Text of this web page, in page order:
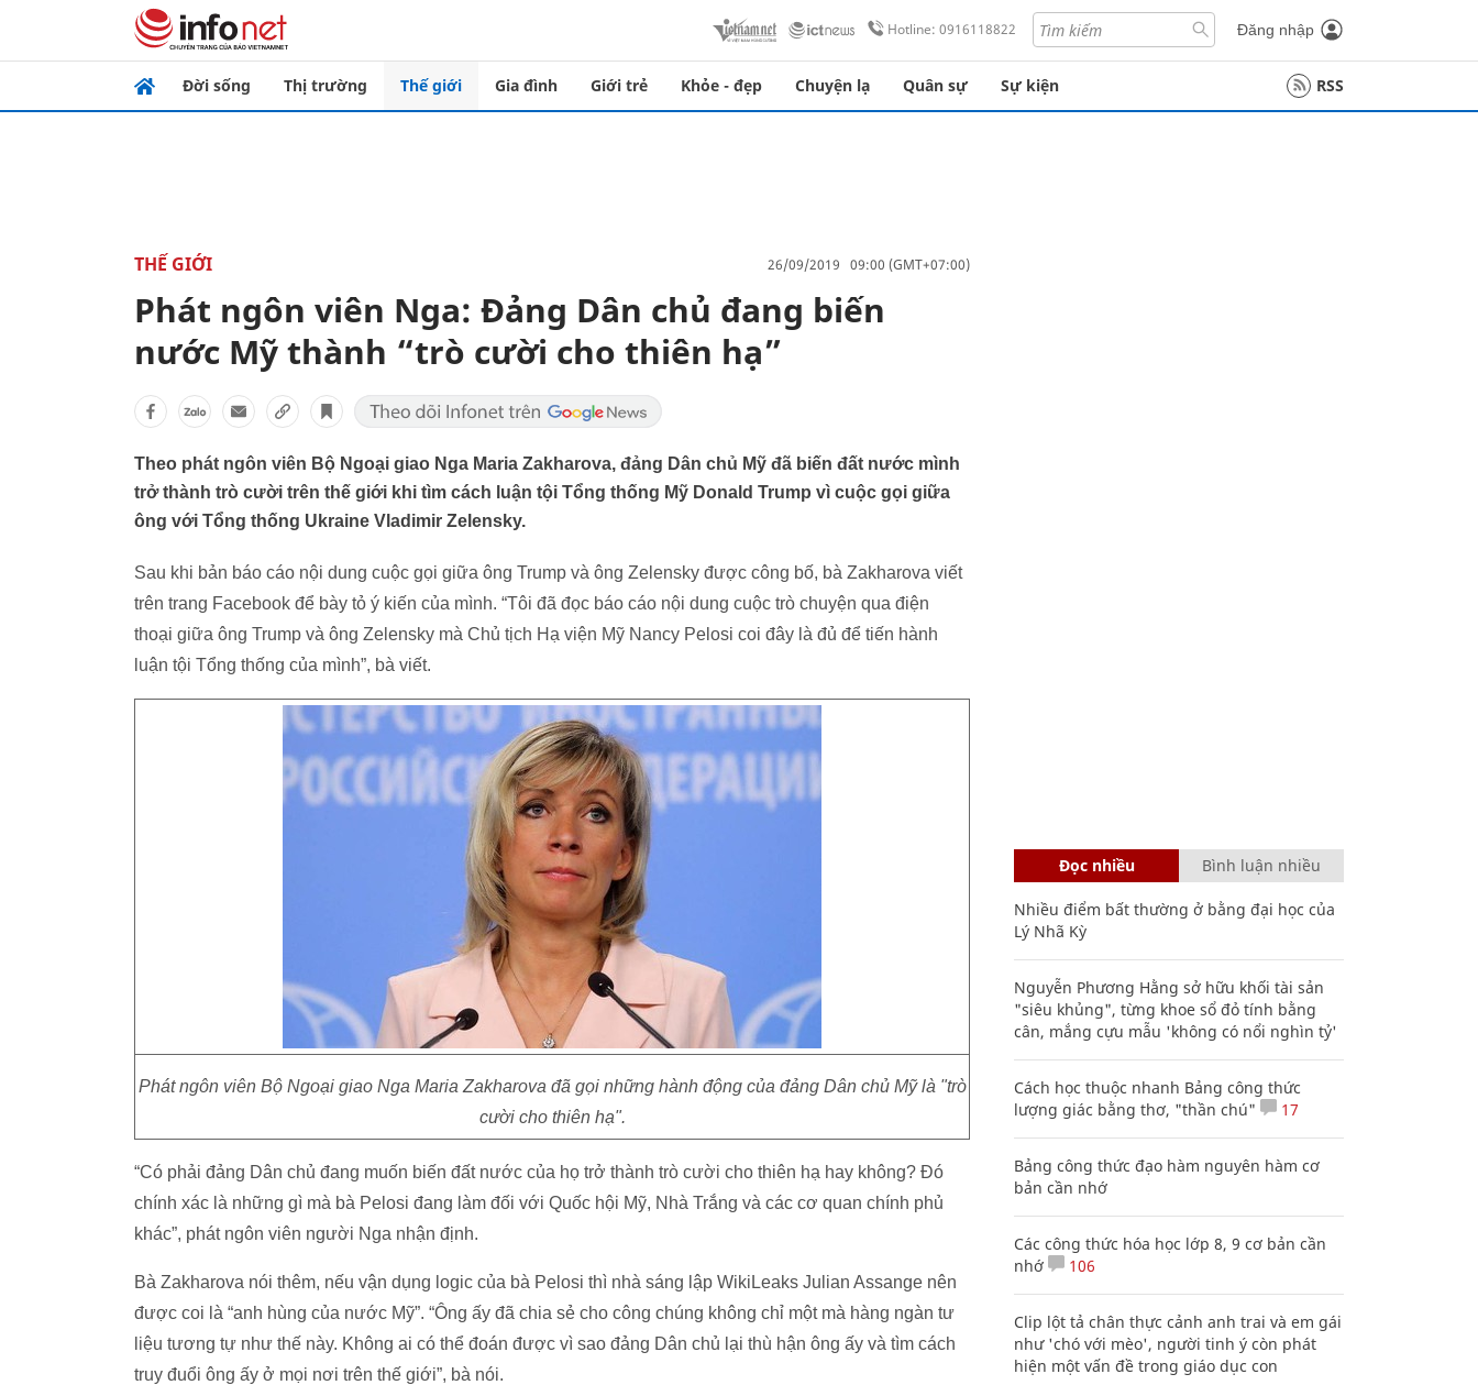
Hotline: 0916118822 Đăng nhập
Đời sống Thị trường Thế giới Gia đình Giới trẻ Khỏe - đẹp Chuyện lạ Quân sự Sự kiện RSS
THẾ GIỚI 26/09/2019 09:00 (GMT+07:00)
Phát ngôn viên Nga: Đảng Dân chủ đang biến
nước Mỹ thành “trò cười cho thiên hạ”
Theo phát ngôn viên Bộ Ngoại giao Nga Maria Zakharova, đảng Dân chủ Mỹ đã biến đất nước mình
trở thành trò cười trên thế giới khi tìm cách luận tội Tổng thống Mỹ Donald Trump vì cuộc gọi giữa
ông với Tổng thống Ukraine Vladimir Zelensky.
Sau khi bản báo cáo nội dung cuộc gọi giữa ông Trump và ông Zelensky được công bố, bà Zakharova viết
trên trang Facebook để bày tỏ ý kiến của mình. “Tôi đã đọc báo cáo nội dung cuộc trò chuyện qua điện
thoại giữa ông Trump và ông Zelensky mà Chủ tịch Hạ viện Mỹ Nancy Pelosi coi đây là đủ để tiến hành
luận tội Tổng thống của mình”, bà viết.
Phát ngôn viên Bộ Ngoại giao Nga Maria Zakharova đã gọi những hành động của đảng Dân chủ Mỹ là "trò
cười cho thiên hạ".
“Có phải đảng Dân chủ đang muốn biến đất nước của họ trở thành trò cười cho thiên hạ hay không? Đó
chính xác là những gì mà bà Pelosi đang làm đối với Quốc hội Mỹ, Nhà Trắng và các cơ quan chính phủ
khác”, phát ngôn viên người Nga nhận định.
Bà Zakharova nói thêm, nếu vận dụng logic của bà Pelosi thì nhà sáng lập WikiLeaks Julian Assange nên
được coi là “anh hùng của nước Mỹ”. “Ông ấy đã chia sẻ cho công chúng không chỉ một mà hàng ngàn tư
liệu tương tự như thế này. Không ai có thể đoán được vì sao đảng Dân chủ lại thù hận ông ấy và tìm cách
truy đuổi ông ấy ở mọi nơi trên thế giới”, bà nói.
Đọc nhiều Bình luận nhiều
Nhiều điểm bất thường ở bằng đại học của
Lý Nhã Kỳ
Nguyễn Phương Hằng sở hữu khối tài sản
"siêu khủng", từng khoe sổ đỏ tính bằng
cân, mắng cựu mẫu 'không có nổi nghìn tỷ'
Cách học thuộc nhanh Bảng công thức
lượng giác bằng thơ, "thần chú"
17
Bảng công thức đạo hàm nguyên hàm cơ
bản cần nhớ
Các công thức hóa học lớp 8, 9 cơ bản cần
nhớ
106
Clip lột tả chân thực cảnh anh trai và em gái
như 'chó với mèo', người tinh ý còn phát
hiện một vấn đề trong giáo dục con